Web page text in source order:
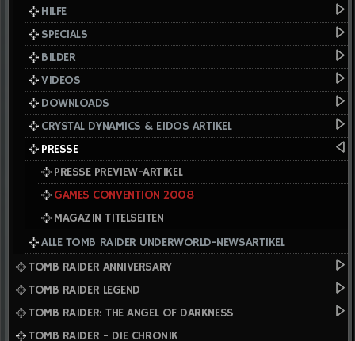
HILFE
SPECIALS
BILDER
VIDEOS
DOWNLOADS
CRYSTAL DYNAMICS & EIDOS ARTIKEL
PRESSE
PRESSE PREVIEW-ARTIKEL
GAMES CONVENTION 2008
MAGAZIN TITELSEITEN
ALLE TOMB RAIDER UNDERWORLD-NEWSARTIKEL
TOMB RAIDER ANNIVERSARY
TOMB RAIDER LEGEND
TOMB RAIDER: THE ANGEL OF DARKNESS
TOMB RAIDER - DIE CHRONIK